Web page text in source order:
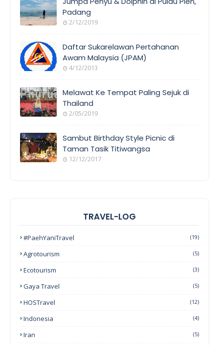
Padang
2/12/2019
Daftar Sukarelawan Pertahanan
Awam Malaysia (JPAM)
4/12/2013
Melawat Ke Tempat Paling Sejuk di
Thailand
2/05/2019
Sambut Birthday Style Picnic di
Taman Tasik Titiwangsa
12/12/2017
TRAVEL-LOG
#PaehYaniTravel (19)
Agrotourism (5)
Ecotourism (3)
Gaya Travel (5)
HOSTravel (12)
Indonesia (4)
Iran (5)